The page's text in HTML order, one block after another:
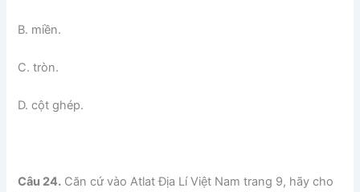
B. miền.
C. tròn.
D. cột ghép.
Câu 24. Căn cứ vào Atlat Địa Lí Việt Nam trang 9, hãy cho